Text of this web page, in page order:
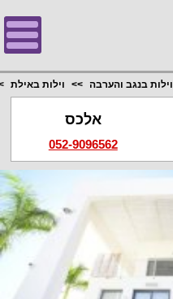
וילות בנגב והערבה וילות באילת
אלכס
052-9096562